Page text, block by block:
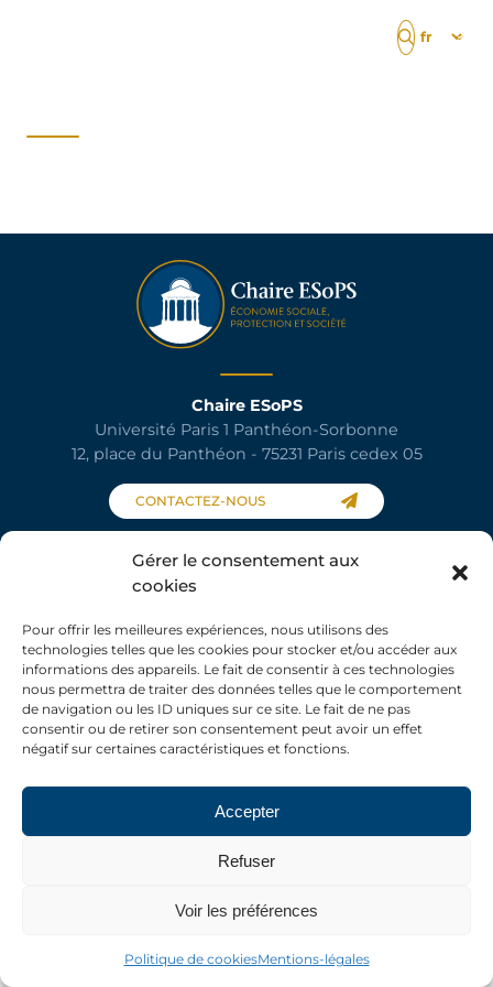
Gérer le consentement aux
cookies
Pour offrir les meilleures expériences, nous utilisons des
technologies telles que les cookies pour stocker et/ou accéder aux
informations des appareils. Le fait de consentir à ces technologies
nous permettra de traiter des données telles que le comportement
de navigation ou les ID uniques sur ce site. Le fait de ne pas
consentir ou de retirer son consentement peut avoir un effet
négatif sur certaines caractéristiques et fonctions.
Accepter
Refuser
Voir les préférences
Politique de cookiesMentions-légales
LES PARTENAIRES
RECRUTEMENT
PROJETS EN COURS
PUBLICATIONS
RETOUR DE TERRAIN
PARIS 1- LICENCE PRO GOESS
PARIS 1- MASTER COSS
PARIS 1- MASTER AGEC
FORMATIONS ESOPS
Chaire ESoPS
Université Paris 1 Panthéon-Sorbonne
12, place du Panthéon - 75231 Paris cedex 05
CONTACTEZ-NOUS
© Chaire ESoPS COPYRIGHT 2023
Mentions légales